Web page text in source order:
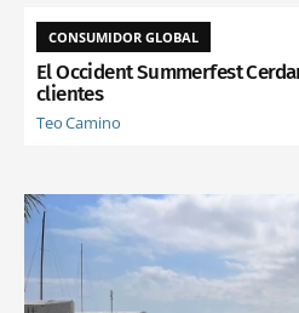
CONSUMIDOR GLOBAL
El Occident Summerfest
clientes
Teo Camino